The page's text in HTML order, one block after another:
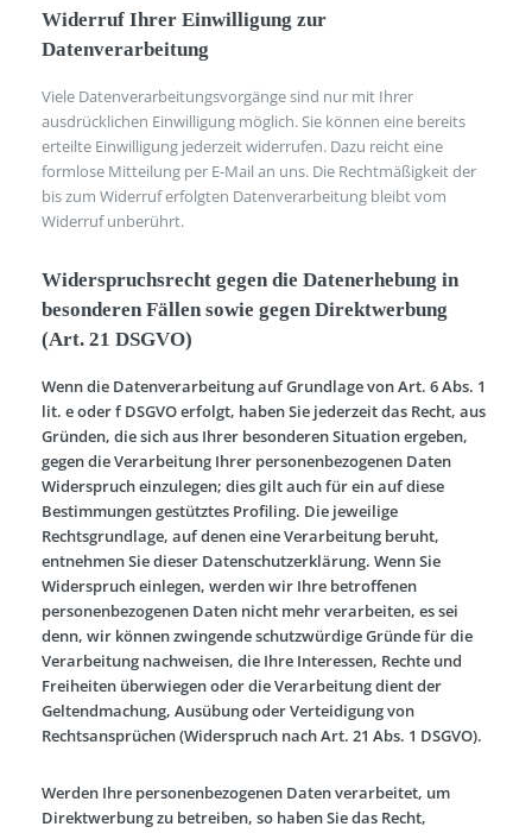
Widerruf Ihrer Einwilligung zur
Datenverarbeitung
Viele Datenverarbeitungsvorgänge sind nur mit Ihrer
ausdrücklichen Einwilligung möglich. Sie können eine bereits
erteilte Einwilligung jederzeit widerrufen. Dazu reicht eine
formlose Mitteilung per E-Mail an uns. Die Rechtmäßigkeit der
bis zum Widerruf erfolgten Datenverarbeitung bleibt vom
Widerruf unberührt.
Widerspruchsrecht gegen die Datenerhebung in
besonderen Fällen sowie gegen Direktwerbung
(Art. 21 DSGVO)
Wenn die Datenverarbeitung auf Grundlage von Art. 6 Abs. 1
lit. e oder f DSGVO erfolgt, haben Sie jederzeit das Recht, aus
Gründen, die sich aus Ihrer besonderen Situation ergeben,
gegen die Verarbeitung Ihrer personenbezogenen Daten
Widerspruch einzulegen; dies gilt auch für ein auf diese
Bestimmungen gestütztes Profiling. Die jeweilige
Rechtsgrundlage, auf denen eine Verarbeitung beruht,
entnehmen Sie dieser Datenschutzerklärung. Wenn Sie
Widerspruch einlegen, werden wir Ihre betroffenen
personenbezogenen Daten nicht mehr verarbeiten, es sei
denn, wir können zwingende schutzwürdige Gründe für die
Verarbeitung nachweisen, die Ihre Interessen, Rechte und
Freiheiten überwiegen oder die Verarbeitung dient der
Geltendmachung, Ausübung oder Verteidigung von
Rechtsansprüchen (Widerspruch nach Art. 21 Abs. 1 DSGVO).
Werden Ihre personenbezogenen Daten verarbeitet, um
Direktwerbung zu betreiben, so haben Sie das Recht,